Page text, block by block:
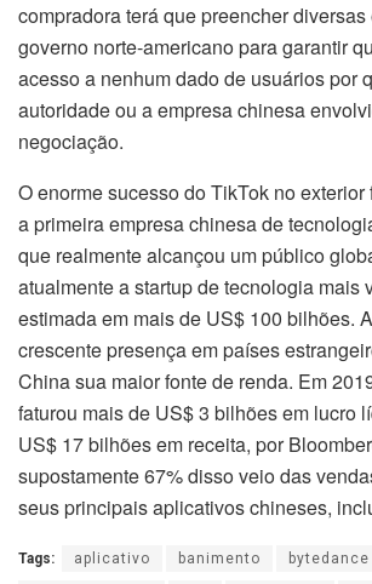
compradora terá que preencher
governo norte-americano para garantir
acesso a nenhum dado de usuários por
autoridade ou a empresa chinesa
negociação.
O enorme sucesso do TikTok no
a primeira empresa chinesa de
que realmente alcançou um público
atualmente a startup de tecnologia mais
estimada em mais de US$ 100 bilhões.
crescente presença em países
China sua maior fonte de renda. Em
faturou mais de US$ 3 bilhões em lucro
US$ 17 bilhões em receita, por
supostamente 67% disso veio das
seus principais aplicativos chineses,
Tags: aplicativo banimento bytedance